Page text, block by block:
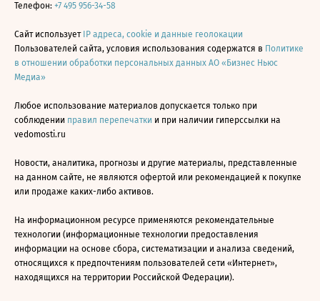
Телефон: +7 495 956-34-58
Сайт использует IP адреса, cookie и данные геолокации
Пользователей сайта, условия использования содержатся в Политике
в отношении обработки персональных данных АО «Бизнес Ньюс
Медиа»
Любое использование материалов допускается только при
соблюдении правил перепечатки и при наличии гиперссылки на
vedomosti.ru
Новости, аналитика, прогнозы и другие материалы, представленные
на данном сайте, не являются офертой или рекомендацией к покупке
или продаже каких-либо активов.
На информационном ресурсе применяются рекомендательные
технологии (информационные технологии предоставления
информации на основе сбора, систематизации и анализа сведений,
относящихся к предпочтениям пользователей сети «Интернет»,
находящихся на территории Российской Федерации).